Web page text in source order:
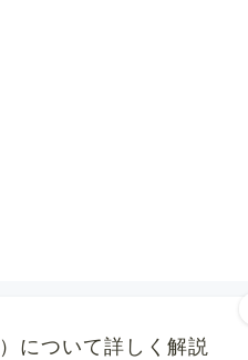
について詳しく解説